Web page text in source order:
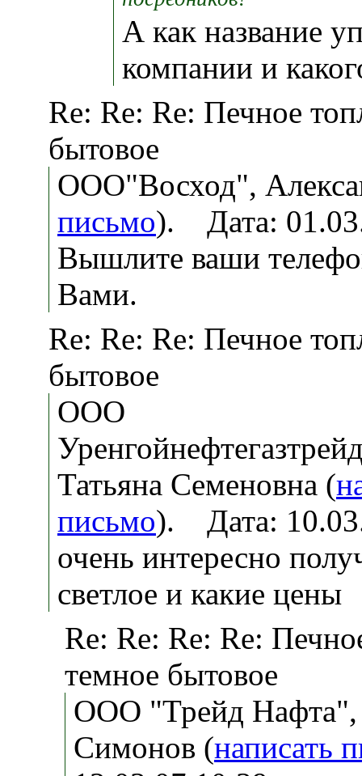
А как название
компании и
Re: Re: Re: Печное
бытовое
ООО"Восход",
письмо). Дата:
Вышлите ваши
Вами.
Re: Re: Re: Печное
бытовое
ООО
Татьяна Семеновна (
письмо). Дата:
очень интересно
светлое и какие цены
Re: Re: Re: Re:
темное бытовое
ООО "Трейд Нафта",
Симонов (написать